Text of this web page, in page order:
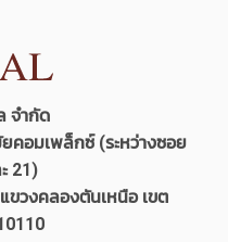
จำกัด
คอมเพล็กซ์ (ระหว่างซอย
21)
ขวงคลองตันเหนือ เขต